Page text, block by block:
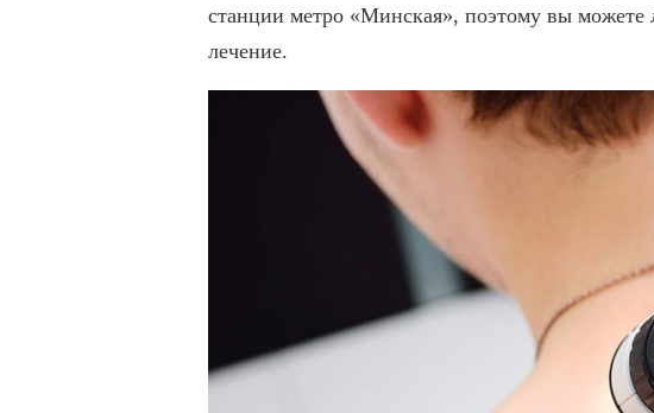
станции метро «Минская», поэтому вы можете
лечение.